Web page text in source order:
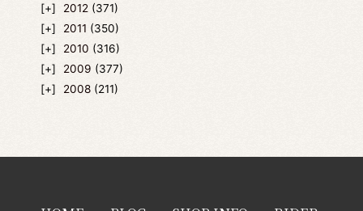
2012 (371)
2011 (350)
2010 (316)
2009 (377)
2008 (211)